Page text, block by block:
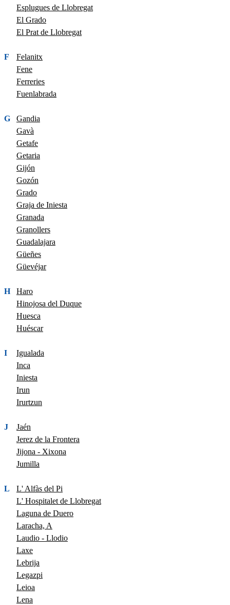
Esplugues de Llobregat
El Grado
El Prat de Llobregat
F
Felanitx
Fene
Ferreries
Fuenlabrada
G
Gandia
Gavà
Getafe
Getaria
Gijón
Gozón
Grado
Graja de Iniesta
Granada
Granollers
Guadalajara
Güeñes
Güevéjar
H
Haro
Hinojosa del Duque
Huesca
Huéscar
I
Igualada
Inca
Iniesta
Irun
Irurtzun
J
Jaén
Jerez de la Frontera
Jijona - Xixona
Jumilla
L
L' Alfàs del Pi
L' Hospitalet de Llobregat
Laguna de Duero
Laracha, A
Laudio - Llodio
Laxe
Lebrija
Legazpi
Leioa
Lena